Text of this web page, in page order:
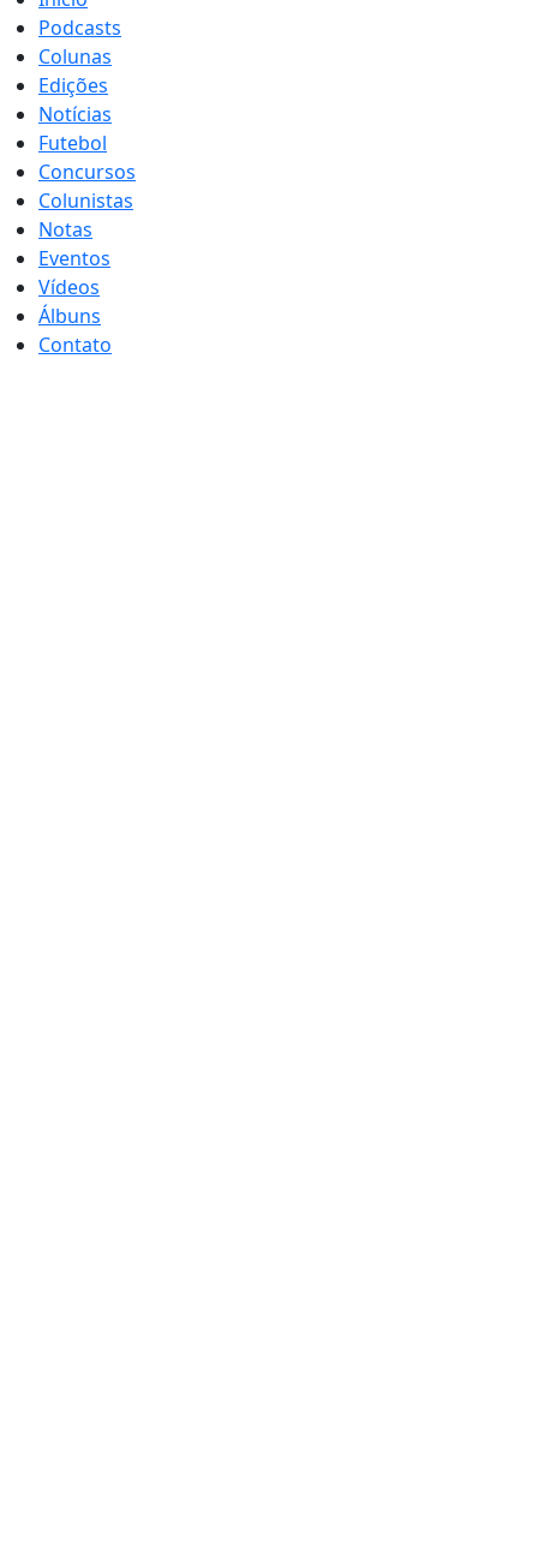
Podcasts
Colunas
Edições
Notícias
Futebol
Concursos
Colunistas
Notas
Eventos
Vídeos
Álbuns
Contato